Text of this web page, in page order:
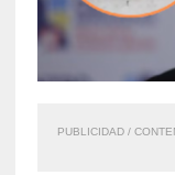
PUBLICIDAD /